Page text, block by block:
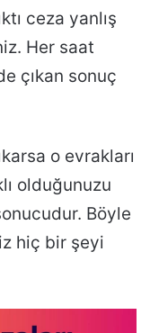
ceza yanlış
Her saat
çıkan sonuç
o evrakları
olduğunuzu
Böyle
hiç bir şeyi